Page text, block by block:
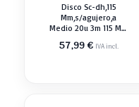
Disco Sc-dh,115
Mm,s/agujero,a
Medio 20u 3m 115 Mm
57,99€ IVA incl.